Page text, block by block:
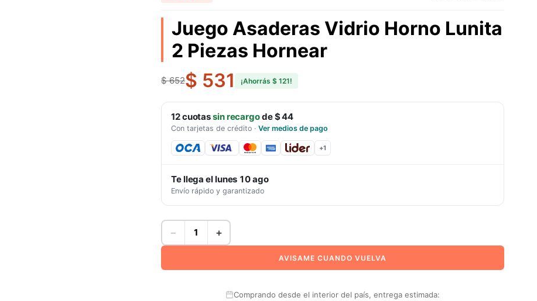
Juego Asaderas Vidrio Horno Lunita
2 Piezas Hornear
$ 652$ 531 ¡Ahorrás $ 121!
12cuotassin recargode$ 44
Con tarjetas de crédito · Ver medios de pago
+1
Te llega ellunes 10 ago
Envío rápido y garantizado
− +
AVISAME CUANDO VUELVA
Comprando desde el interior del país, entrega estimada: